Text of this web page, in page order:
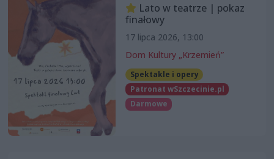
Lato w teatrze | pokaz
finałowy
17 lipca 2026, 13:00
Dom Kultury „Krzemień”
Spektakle i opery
Patronat wSzczecinie.pl
Darmowe